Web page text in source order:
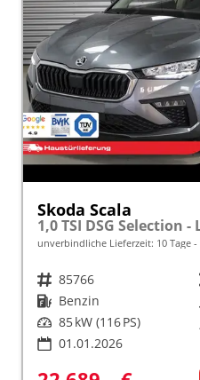
Skoda Scala
1,0 TSI DSG Selection -
unverbindliche Lieferzeit: 10 Tage
Fahrzeugnr. 85766
Kraftstoff Benzin
Leistung 85 kW (116 PS)
01.01.2026